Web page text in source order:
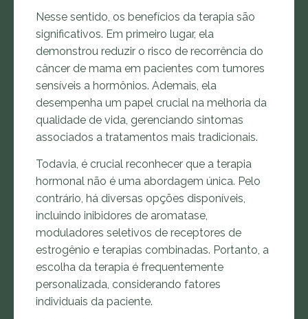
Nesse sentido, os benefícios da terapia são
significativos. Em primeiro lugar, ela
demonstrou reduzir o risco de recorrência do
câncer de mama em pacientes com tumores
sensíveis a hormônios. Ademais, ela
desempenha um papel crucial na melhoria da
qualidade de vida, gerenciando sintomas
associados a tratamentos mais tradicionais.
Todavia, é crucial reconhecer que a terapia
hormonal não é uma abordagem única. Pelo
contrário, há diversas opções disponíveis,
incluindo inibidores de aromatase,
moduladores seletivos de receptores de
estrogênio e terapias combinadas. Portanto, a
escolha da terapia é frequentemente
personalizada, considerando fatores
individuais da paciente.